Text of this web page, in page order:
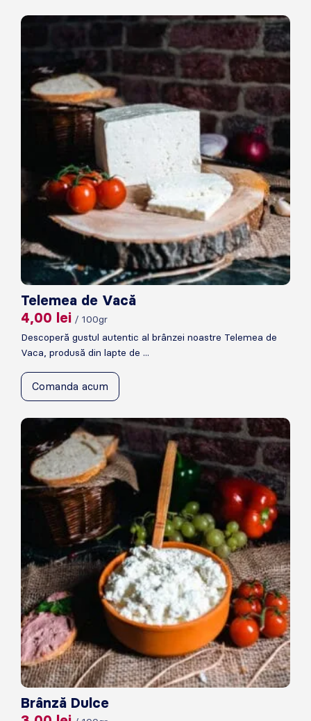
Telemea de Vacă
4,00 lei / 100gr
Descoperă gustul autentic al brânzei noastre Telemea de
Vaca, produsă din lapte de ...
Comanda acum
Brânză Dulce